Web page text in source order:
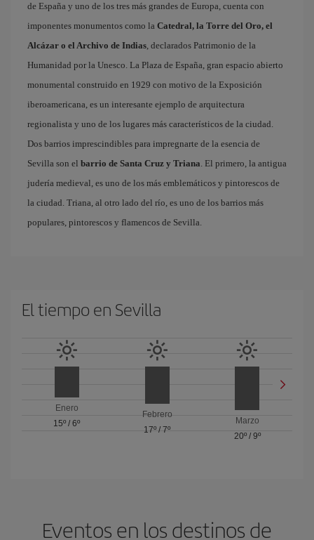
de España y uno de los tres más grandes de Europa, cuenta con
imponentes monumentos como la Catedral, la Torre del Oro, el
Alcázar o el Archivo de Indias, declarados Patrimonio de la
Humanidad por la Unesco. La Plaza de España, gran espacio abierto
monumental construido en 1929 con motivo de la Exposición
iberoamericana, es un interesante ejemplo de arquitectura
regionalista y uno de los lugares más característicos de la ciudad.
Dos barrios imprescindibles para impregnarte de la esencia de
Sevilla son el barrio de Santa Cruz y Triana. El primero, la antigua
judería medieval, es uno de los más emblemáticos y pintorescos de
la ciudad. Triana, al otro lado del río, es uno de los barrios más
populares, pintorescos y flamencos de Sevilla.
El tiempo en Sevilla
Enero
15º /6º
Febrero
17º / 7º
Marzo
20º/ 9º
Eventos en los destinos de